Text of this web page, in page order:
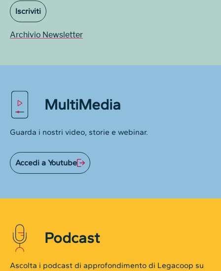
Iscriviti
Archivio Newsletter
MultiMedia
Guarda i nostri video, storie e webinar.
Accedi a Youtube
Podcast
Ascolta i podcast di approfondimento di Legacoop su